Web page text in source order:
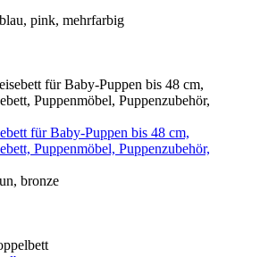
pink, mehrfarbig
für Baby-Puppen bis 48 cm,
Puppenmöbel, Puppenzubehör,
bronze